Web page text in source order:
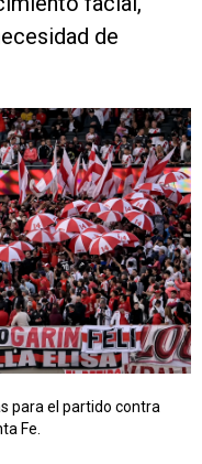
de
para el partido contra
Fe.